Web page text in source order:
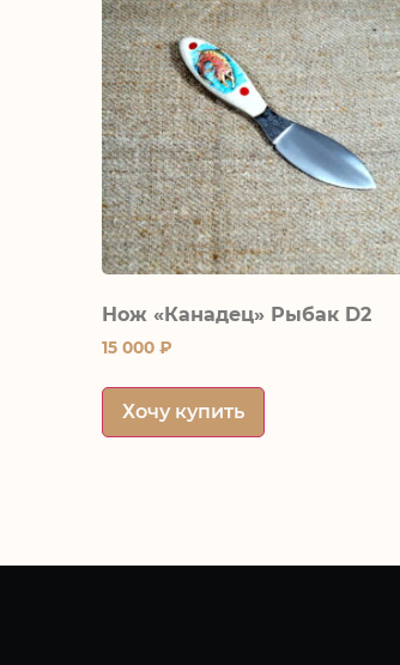
Нож «Канадец» Рыбак D2
15 000 ₽
Хочу купить